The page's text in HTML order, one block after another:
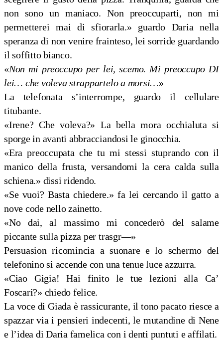
non sono un maniaco. Non preoccuparti, non mi
permetterei mai di sfiorarla.» guardo Daria nella
speranza di non venire frainteso, lei sorride guardando
il soffitto bianco.
«Non mi preoccupo per lei, scemo. Mi preoccupo DI
lei… che voleva strappartelo a morsi…»
La telefonata s’interrompe, guardo il cellulare
titubante.
«Irene? Che voleva?» La bella mora occhialuta si
sporge in avanti abbracciandosi le ginocchia.
«Era preoccupata che tu mi stessi stuprando con il
manico della frusta, versandomi la cera calda sulla
schiena.» dissi ridendo.
«Se vuoi? Basta chiedere.» fa lei cercando il gatto a
nove code nello zainetto.
«No dai, al massimo mi concederò del salame
piccante sulla pizza per trasgr—»
Persuasion ricomincia a suonare e lo schermo del
telefonino si accende con una tenue luce azzurra.
«Ciao Gigia! Hai finito le tue lezioni alla Ca’
Foscari?» chiedo felice.
La voce di Giada è rassicurante, il tono pacato riesce a
spazzar via i pensieri indecenti, le mutandine di Nene
e l’idea di Daria famelica con i denti puntuti e affilati.